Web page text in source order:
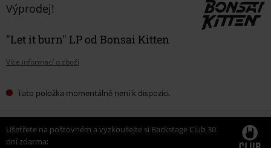
Výprodej!
"Let it burn" LP od Bonsai Kitten
Více informací o zboží
Tato položka momentálně není k dispozici.
Ušetřete na poštovném a vyzkoušejte si Backstage Club 30
dní zdarma: